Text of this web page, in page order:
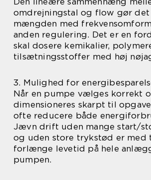
omdrejningstal og flow gør det
mængden med
anden regulering. Det er en
skal dosere kemikalier,
tilsætningsstoffer med høj
3. Mulighed for
Når en pumpe vælges korrekt
dimensioneres skarpt til
ofte reducere både
Jævn drift uden mange start/
og uden store trykstød er med
forlænge levetid på hele
pumpen.